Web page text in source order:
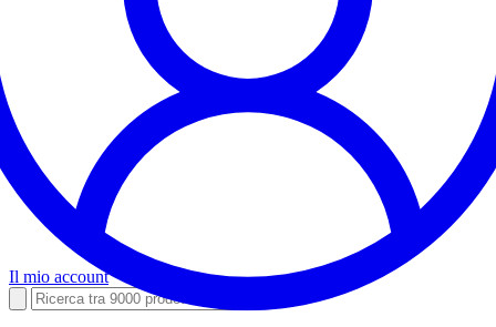
Il mio account